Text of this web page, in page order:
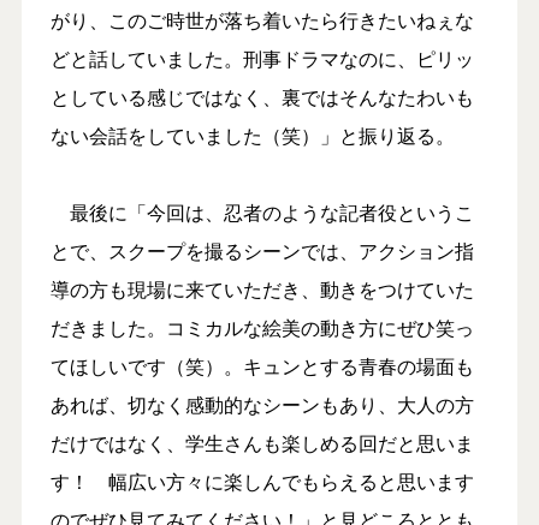
がり、このご時世が落ち着いたら行きたいねぇな
どと話していました。刑事ドラマなのに、ピリッ
としている感じではなく、裏ではそんなたわいも
ない会話をしていました（笑）」と振り返る。
最後に「今回は、忍者のような記者役というこ
とで、スクープを撮るシーンでは、アクション指
導の方も現場に来ていただき、動きをつけていた
だきました。コミカルな絵美の動き方にぜひ笑っ
てほしいです（笑）。キュンとする青春の場面も
あれば、切なく感動的なシーンもあり、大人の方
だけではなく、学生さんも楽しめる回だと思いま
す！ 幅広い方々に楽しんでもらえると思います
のでぜひ見てみてください！」と見どころととも